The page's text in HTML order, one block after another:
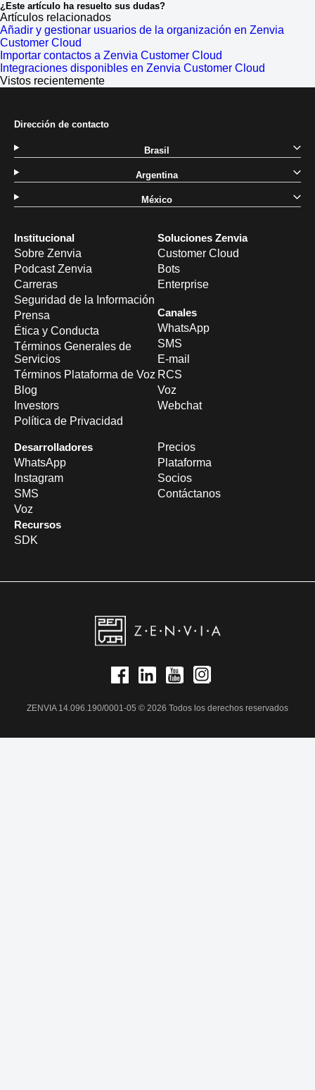
¿Este artículo ha resuelto sus dudas?
Artículos relacionados
Añadir y gestionar usuarios de la organización en Zenvia
Customer Cloud
Importar contactos a Zenvia Customer Cloud
Integraciones disponibles en Zenvia Customer Cloud
Vistos recientemente
Institucional
Sobre Zenvia
Podcast Zenvia
Carreras
Seguridad de la Información
Prensa
Ética y Conducta
Términos Generales de
Servicios
Términos Plataforma de Voz
Blog
Investors
Política de Privacidad
Soluciones Zenvia
Customer Cloud
Bots
Enterprise
Canales
WhatsApp
SMS
E-mail
RCS
Voz
Webchat
Desarrolladores
WhatsApp
Instagram
SMS
Voz
Recursos
SDK
Precios
Plataforma
Socios
Contáctanos
Dirección de contacto
Brasil
Argentina
México
ZENVIA 14.096.190/0001-05 © 2026 Todos los derechos reservados